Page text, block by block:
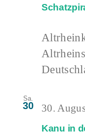
Sa.
30
Kanu in
30.